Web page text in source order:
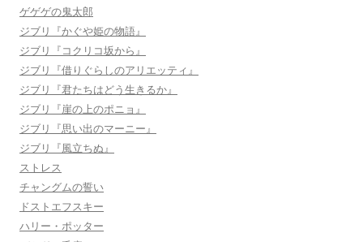
ゲゲゲの鬼太郎
ジブリ『かぐや姫の物語』
ジブリ『コクリコ坂から』
ジブリ『借りぐらしのアリエッティ』
ジブリ『君たちはどう生きるか』
ジブリ『崖の上のポニョ』
ジブリ『思い出のマーニー』
ジブリ『風立ちぬ』
ストレス
チャングムの誓い
ドストエフスキー
ハリー・ポッター